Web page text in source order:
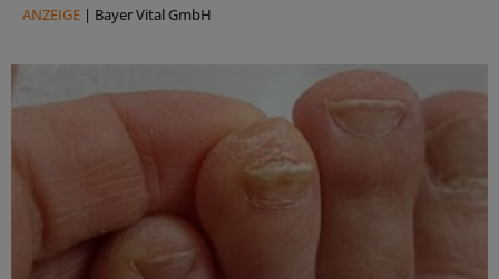
ANZEIGE | Bayer Vital GmbH